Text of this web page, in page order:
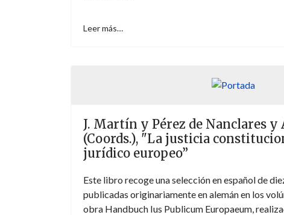
Leer más…
J. Martín y Pérez de Nanclares y
(Coords.), "La justicia
jurídico europeo”
Este libro recoge una selección en español de
publicadas originariamente en alemán en los
obra Handbuch Ius Publicum Europaeum,